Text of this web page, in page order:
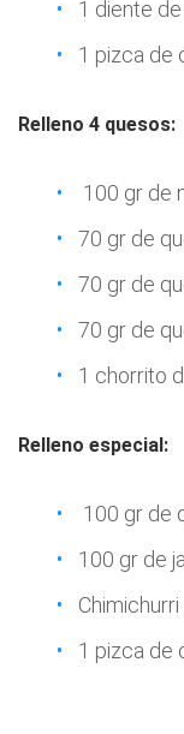
1 diente de
1 pizca de
Relleno 4 quesos:
100 gr de
70 gr de
70 gr de
70 gr de
1 chorrito
Relleno especial:
100 gr de
100 gr de
1 pizca de